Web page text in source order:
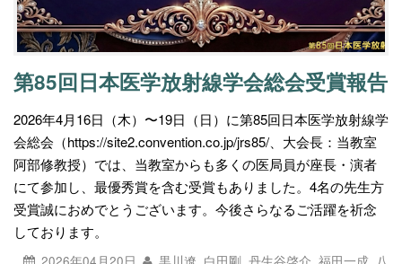
第85回日本医学放射線学会総会受賞報告
2026年4月16日（木）〜19日（日）に第85回日本医学放射線学
会総会（https://site2.convention.co.jp/jrs85/、大会長：当教室
阿部修教授）では、当教室からも多くの医局員が座長・演者
にて参加し、最優秀賞を含む受賞もありました。4名の先生方
受賞誠におめでとうございます。今後さらなるご活躍を祈念
しております。